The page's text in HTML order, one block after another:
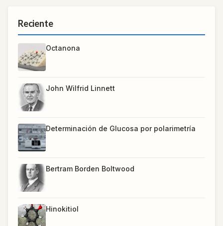
Reciente
Octanona
John Wilfrid Linnett
Determinación de Glucosa por polarimetría
Bertram Borden Boltwood
Hinokitiol